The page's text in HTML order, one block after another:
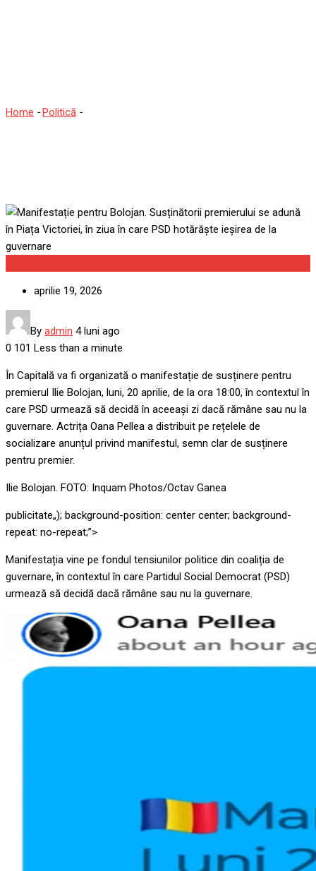
Home -Politică -
aprilie 19, 2026
By admin 4 luni ago
0 101 Less than a minute
În Capitală va fi organizată o manifestație de susținere pentru
premierul Ilie Bolojan, luni, 20 aprilie, de la ora 18:00, în contextul în
care PSD urmează să decidă în aceeași zi dacă rămâne sau nu la
guvernare. Actrița Oana Pellea a distribuit pe rețelele de
socializare anunțul privind manifestul, semn clar de susținere
pentru premier.
Ilie Bolojan. FOTO: Inquam Photos/Octav Ganea
publicitate„); background-position: center center; background-
repeat: no-repeat;”>
Manifestația vine pe fondul tensiunilor politice din coaliția de
guvernare, în contextul în care Partidul Social Democrat (PSD)
urmează să decidă dacă rămâne sau nu la guvernare.